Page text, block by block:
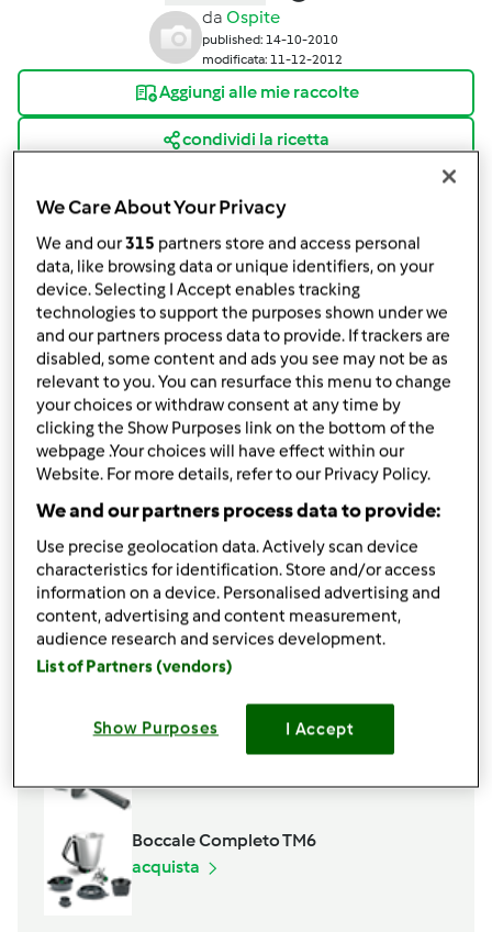
da Ospite
published: 14-10-2010
modificata: 11-12-2012
Aggiungi alle mie raccolte
condividi la ricetta
Ingredienti
8fettedi petto di pollo
4 sottilette
fette
di prosciutto cotto
farina q.b.
1scalogno
50gdi sedano
di carote
di olio extravergine di oliva
1cucchiainodi dado,vegerale bimby
150 gr di vino bianco
Aggiungi alla lista della spesa
Accessori che ti serviranno
Boccale Completo TM6
acquista
We Care About Your Privacy
We and our315 partners store and access personal
data, like browsing data or unique identifiers, on your
device. Selecting I Accept enables tracking
technologies to support the purposes shown under we
and our partners process data to provide. If trackers are
disabled, some content and ads you see may not be as
relevant to you. You can resurface this menu to change
your choices or withdraw consent at any time by
clicking the Show Purposes link on the bottom of the
webpage .Your choices will have effect within our
Website. For more details, refer to our Privacy Policy.
We and our partners process data to provide:
Use precise geolocation data. Actively scan device
characteristics for identification. Store and/or access
information on a device. Personalised advertising and
content, advertising and content measurement,
audience research and services development.
List of Partners (vendors)
Show Purposes I Accept